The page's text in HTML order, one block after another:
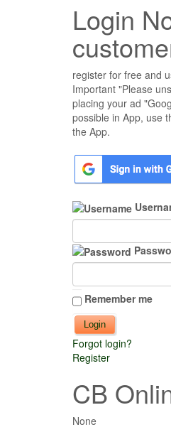
Login
register for free and
Important "Please
placing your ad
possible in App, use
the App.
Remember me
Forgot login?
Register
CB
None